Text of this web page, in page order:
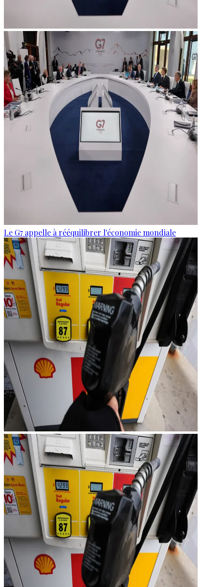
Le G7 appelle à rééquilibrer l'économie mondiale